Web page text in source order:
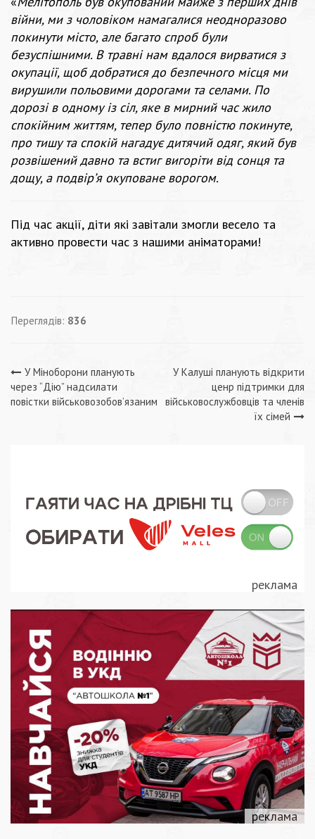
війни, ми з чоловіком намагалися неодноразово
покинути місто, але багато спроб були
безуспішними. В травні нам вдалося вирватися з
окупації, щоб добратися до безпечного місця ми
вирушили польовими дорогами та селами. По
дорозі в одному із сіл, яке в мирний час жило
спокійним життям, тепер було повністю покинуте,
про тишу та спокій нагадує дитячий одяг, який був
розвішений давно та встиг вигоріти від сонця та
дощу, а подвір’я окуповане ворогом.
Під час акції, діти які завітали змогли весело та
активно провести час з нашими аніматорами!
Переглядів: 836
Навігація
записів
У Міноборони планують
через “Дію” надсилати
повістки військовозобов’язаним
У Калуші планують відкрити
ценр підтримки для
військовослужбовців та членів
їх сімей